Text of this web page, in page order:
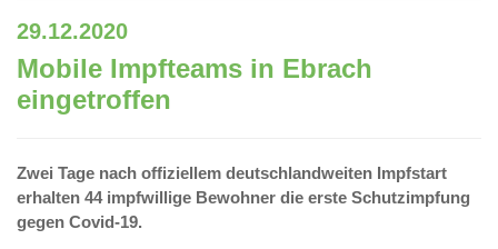
29.12.2020
Mobile Impfteams in Ebrach
eingetroffen
Zwei Tage nach offiziellem deutschlandweiten Impfstart
erhalten 44 impfwillige Bewohner die erste Schutzimpfung
gegen Covid-19.